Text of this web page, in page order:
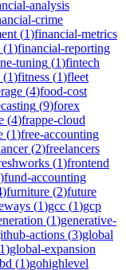
analysis
crime
(1)financial-metrics
(1)financial-reporting
tuning (1)fintech
(1)fitness (1)fleet
(4)food-cost
(9)forex
(4)frappe-cloud
(1)free-accounting
(2)freelancers
(1)frontend
)fund-accounting
)furniture (2)future
(1)gcc (1)gcp
(1)generative-
actions (3)global
1)global-expansion
(1)gohighlevel